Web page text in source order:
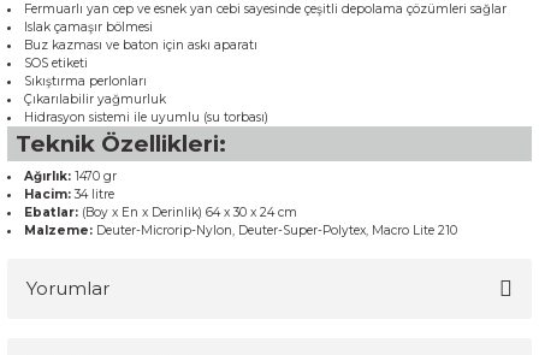
Fermuarlı yan cep ve esnek yan cebi sayesinde çeşitli depolama çözümleri sağlar
Islak çamaşır bölmesi
Buz kazması ve baton için askı aparatı
SOS etiketi
Sıkıştırma perlonları
Çıkarılabilir yağmurluk
Hidrasyon sistemi ile uyumlu (su torbası)
Teknik Özellikleri:
Ağırlık: 1470 gr
Hacim:34 litre
Ebatlar: (Boy x En x Derinlik) 64 x 30 x 24 cm
Malzeme: Deuter-Microrip-Nylon, Deuter-Super-Polytex, Macro Lite 210
Yorumlar